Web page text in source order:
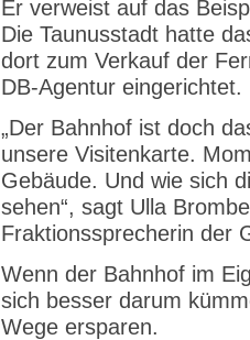
Er verweist auf das
Die Taunusstadt hatte
dort zum Verkauf der
DB-Agentur eingerichtet.
„Der Bahnhof ist doch
unsere Visitenkarte.
Gebäude. Und wie sich
sehen“, sagt Ulla
Fraktionssprecherin der
Wenn der Bahnhof im
sich besser darum
Wege ersparen.